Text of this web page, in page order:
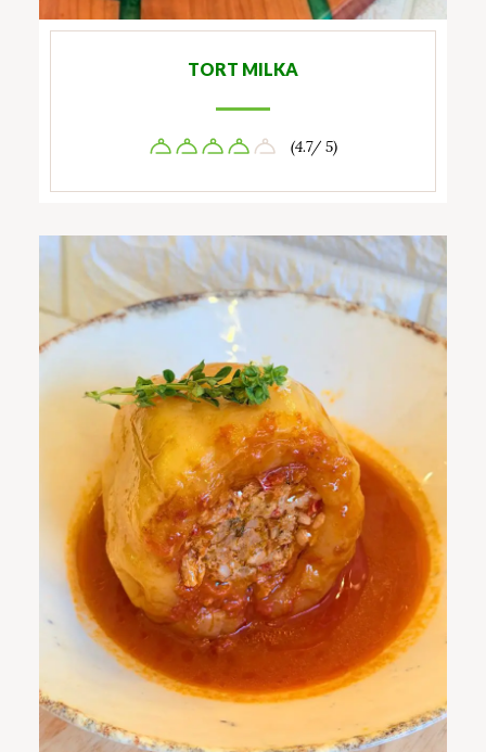
TORT MILKA
(4.7/ 5)